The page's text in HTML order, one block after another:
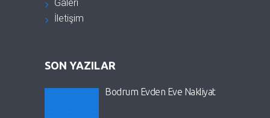
Galeri
İletişim
SON YAZILAR
Bodrum Evden Eve Nakliyat